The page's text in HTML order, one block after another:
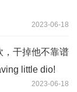
2023-06-18
，干掉他不靠谱
little dio!
2023-06-18